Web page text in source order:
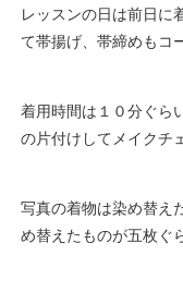
レッスンの日は前日に
て帯揚げ、帯締めもコ
着用時間は１０分ぐら
の片付けしてメイクチ
写真の着物は染め替え
め替えたものが五枚ぐ